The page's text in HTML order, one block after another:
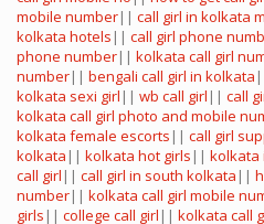
mobile number|| call girl in kolkata
kolkata hotels || call girl phone
phone number|| kolkata call girl
number|| bengali call girl in kolkata
kolkata sexi girl || wb call girl || call
kolkata call girl photo and mobile
kolkata female escorts || call girl
kolkata || kolkata hot girls || kolkata
call girl || call girl in south kolkata ||
number|| kolkata call girl mobile
girls || college call girl || kolkata call